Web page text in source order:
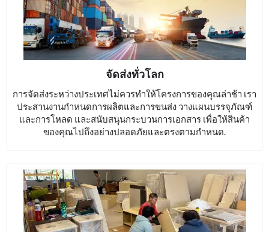
จัดส่งทั่วโลก
การจัดส่งระหว่างประเทศไม่ควรทำให้โครงการของคุณล่าช้า เรา
ประสานงานกำหนดการผลิตและการขนส่ง วางแผนบรรจุภัณฑ์
และการโหลด และสนับสนุนกระบวนการเอกสาร เพื่อให้สินค้า
ของคุณไปถึงอย่างปลอดภัยและตรงตามกำหนด.